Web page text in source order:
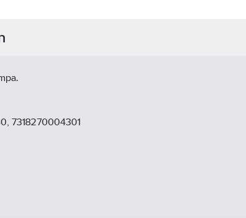
7318270004301